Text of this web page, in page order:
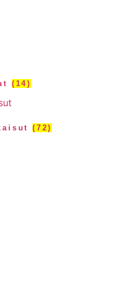
(14)
(72)